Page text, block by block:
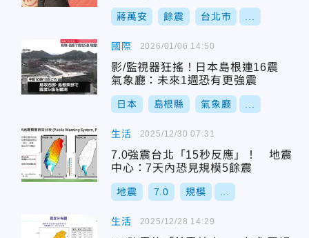
蔣萬安 餘震 台北市
國際
影/監視器狂搖！日本島根連16震
氣象廳：未來1週恐有更強震
日本 島根縣 氣象廳
2026/01/06 14:50
生活
7.0強震台北「15秒反應」！ 地震
中心：7天內恐見規模5餘震
地震 7.0 規模
2025/12/30 07:31
生活 2025/12/28 14:29